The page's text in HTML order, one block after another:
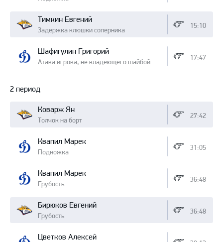
Тимкин Евгений
Задержка клюшки соперника
15:10
Шафигулин Григорий
Атака игрока, не владеющего шайбой
17:47
2 период
Коварж Ян
Толчок на борт
27:42
Квапил Марек
Подножка
31:05
Квапил Марек
Грубость
36:48
Бирюков Евгений
Грубость
36:48
Цветков Алексей